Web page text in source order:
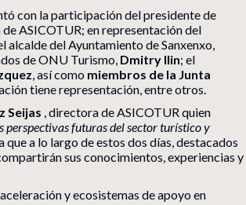
con la participación del presidente de
ASICOTUR; en representación del
alcalde del Ayuntamiento de Sanxenxo,
de ONU Turismo, Dmitry Ilin; el
, así como miembros de la Junta
tiene representación, entre otros.
Seijas , directora de ASICOTUR quien
perspectivas futuras del sector turístico y
a lo largo de estos dos días, destacados
sus conocimientos, experiencias y
y ecosistemas de apoyo en